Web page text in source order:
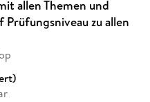
allen Themen und
Prüfungsniveau zu allen